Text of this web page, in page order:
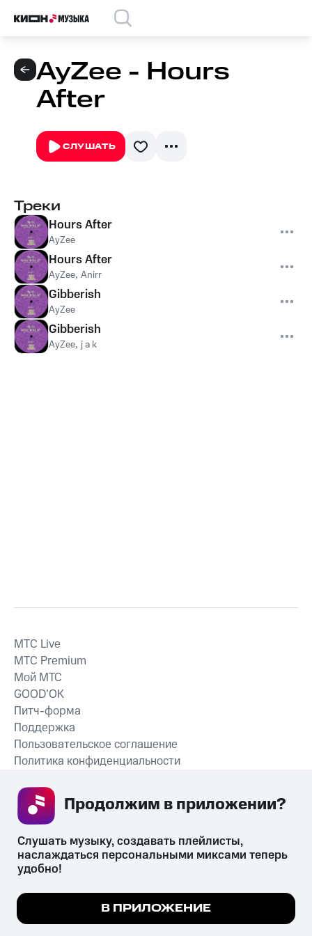
AyZee - Hours
After
СЛУШАТЬ
Треки
Hours After
AyZee
Hours After
AyZee, Anirr
Gibberish
AyZee
Gibberish
AyZee, j a k
СКАЧАТЬ ПРИЛОЖЕНИЕ
MTС Live
MTС Premium
Мой МТС
GOOD’OK
Питч-форма
Поддержка
Пользовательское соглашение
Политика конфиденциальности
психотропных веществ, их аналогов причиняет вред здоровью,
их незаконный оборот запрещён и влечёт установленную
законодательством ответственность.
Мы используем куки, чтобы на сайте все
Подробнее
Слушать музыку, создавать плейлисты,
наслаждаться персональными миксами теперь
удобно!
В ПРИЛОЖЕНИЕ